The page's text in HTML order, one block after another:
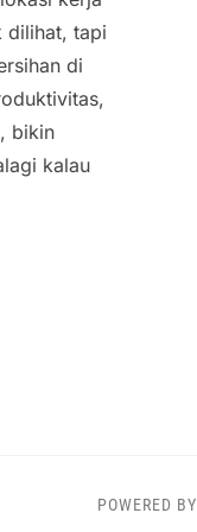
dilihat, tapi
di
bikin
kalau
POWERED BY